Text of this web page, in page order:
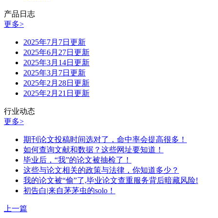
产品日志
更多>
2025年7月7日更新
2025年6月27日更新
2025年3月14日更新
2025年3月7日更新
2025年2月28日更新
2025年2月21日更新
行业动态
更多>
期刊论文投稿时间选对了，命中率会提高很多！
如何查询文献和数据？这些网址要知道！
毕业后，“我”的论文被抽检了！
这些与论文相关的政策与法律，你知道多少？
我的论文被“偷”了,毕业论文查重服务背后暗藏风险!
初告白|来自茅茅虫的solo！
上一篇